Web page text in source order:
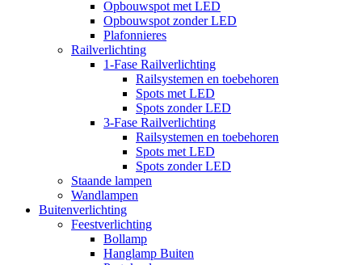
Opbouwspot met LED
Opbouwspot zonder LED
Plafonnieres
Railverlichting
1-Fase Railverlichting
Railsystemen en toebehoren
Spots met LED
Spots zonder LED
3-Fase Railverlichting
Railsystemen en toebehoren
Spots met LED
Spots zonder LED
Staande lampen
Wandlampen
Buitenverlichting
Feestverlichting
Bollamp
Hanglamp Buiten